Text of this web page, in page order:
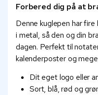
Forbered dig på at
Denne kuglepen har
i metal, så den og din
dagen. Perfekt til
kalenderposter og
Dit eget logo eller
Sort, blå, rød og